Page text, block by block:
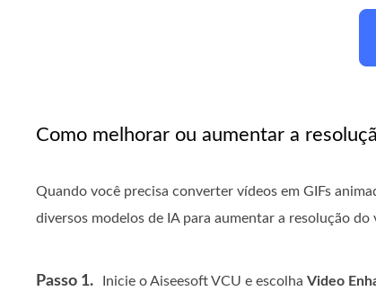
Como melhorar ou aumentar a
Quando você precisa converter vídeos em GIFs
diversos modelos de IA para aumentar a resolução
Passo 1. Inicie o Aiseesoft VCU e escolha Video